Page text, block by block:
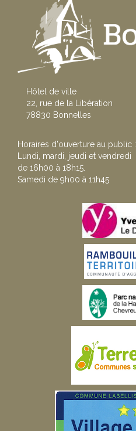
Hôtel de ville
22, rue de la Libération
78830 Bonnelles
Horaires d'ouverture au public :
Lundi, mardi, jeudi et vendredi
de 16h00 à 18h15.
Samedi de 9h00 à 11h45